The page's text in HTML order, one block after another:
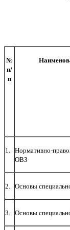
№
п/
п
1. Нормативно-
ОВЗ
2. Основы
3. Основы